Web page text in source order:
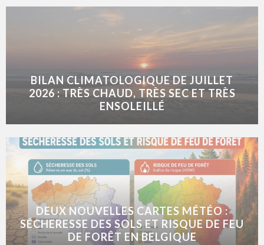
BILAN CLIMATOLOGIQUE DE JUILLET
2026 : TRÈS CHAUD, TRÈS SEC ET TRÈS
ENSOLEILLÉ
DEUX NOUVELLES CARTES MÉTÉO :
SÉCHERESSE DES SOLS ET RISQUE DE FEU
DE FORÊT EN BELGIQUE